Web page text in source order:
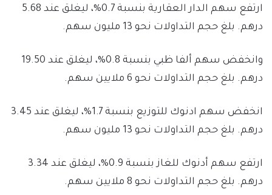
ارتفع سهم الدار العقارية بنسبة 0.7%، ليغلق عند 5.68
درهم. بلغ حجم التداولات نحو 13 مليون سهم.
وانخفض سهم ألفا ظبي بنسبة 0.8%، ليغلق عند 19.50
درهم. بلغ حجم التداولات نحو 6 ملايين سهم.
انخفض سهم ادنوك للتوزيع بنسبة 1.7%، ليغلق عند 3.45
درهم. بلغ حجم التداولات نحو 13 مليون سهم.
ارتفع سهم أدنوك للغاز بنسبة 0.9%، ليغلق عند 3.34
درهم. بلغ حجم التداولات نحو 8 ملايين سهم.